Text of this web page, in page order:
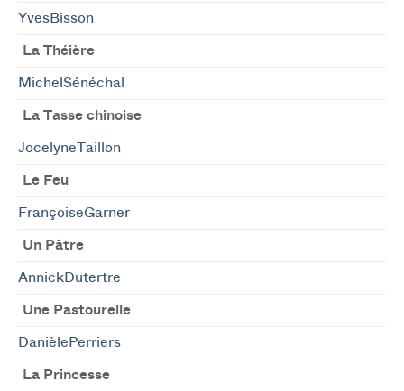
YvesBisson
La Théière
MichelSénéchal
La Tasse chinoise
JocelyneTaillon
Le Feu
FrançoiseGarner
Un Pâtre
AnnickDutertre
Une Pastourelle
DanièlePerriers
La Princesse